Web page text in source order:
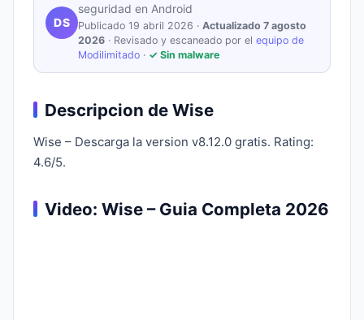
DS
seguridad en Android
Publicado 19 abril 2026 · Actualizado 7 agosto
2026 · Revisado y escaneado por el equipo de
Modilimitado · ✓ Sin malware
Descripcion de Wise
Wise – Descarga la version v8.12.0 gratis. Rating:
4.6/5.
Video: Wise – Guia Completa 2026